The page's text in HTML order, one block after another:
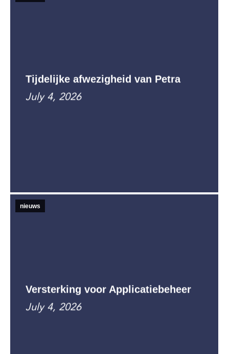
Tijdelijke afwezigheid van Petra
July 4, 2026
nieuws
Versterking voor Applicatiebeheer
July 4, 2026